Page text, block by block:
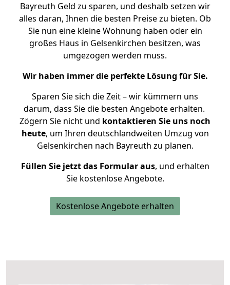
Bayreuth Geld zu sparen, und deshalb setzen wir
alles daran, Ihnen die besten Preise zu bieten. Ob
Sie nun eine kleine Wohnung haben oder ein
großes Haus in Gelsenkirchen besitzen, was
umgezogen werden muss.
Wir haben immer die perfekte Lösung für Sie.
Sparen Sie sich die Zeit – wir kümmern uns
darum, dass Sie die besten Angebote erhalten.
Zögern Sie nicht und kontaktieren Sie uns noch
heute, um Ihren deutschlandweiten Umzug von
Gelsenkirchen nach Bayreuth zu planen.
Füllen Sie jetzt das Formular aus, und erhalten
Sie kostenlose Angebote.
Kostenlose Angebote erhalten